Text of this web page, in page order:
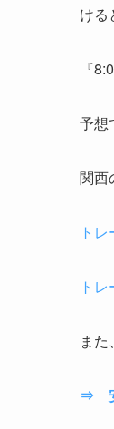
ける
『
予想
関西
ト
ト
また、
⇒ 安